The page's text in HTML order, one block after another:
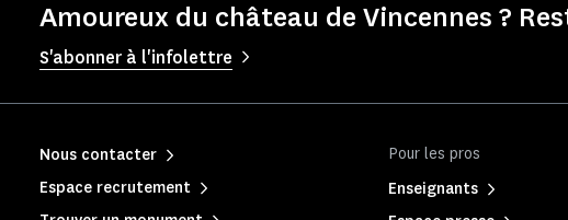
Amoureux du château de Vincennes ?
S'abonner à l'infolettre
Pour les pros
Enseignants
Nous contacter
Espace recrutement